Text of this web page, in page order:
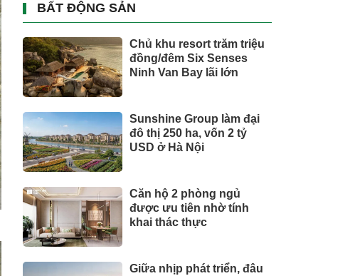
BẤT ĐỘNG SẢN
Chủ khu resort trăm triệu
đồng/đêm Six Senses
Ninh Van Bay lãi lớn
Sunshine Group làm đại
đô thị 250 ha, vốn 2 tỷ
USD ở Hà Nội
Căn hộ 2 phòng ngủ
được ưu tiên nhờ tính
khai thác thực
Giữa nhịp phát triển, đâu